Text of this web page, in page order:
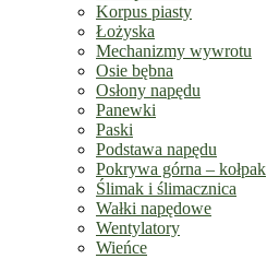
Korpus piasty
Łożyska
Mechanizmy wywrotu
Osie bębna
Osłony napędu
Panewki
Paski
Podstawa napędu
Pokrywa górna – kołpak
Ślimak i ślimacznica
Wałki napędowe
Wentylatory
Wieńce